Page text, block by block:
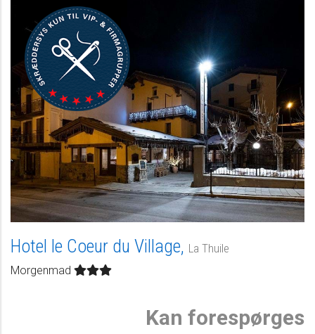
Hotel le Coeur du Village, La Thuile
Morgenmad
Kan forespørges